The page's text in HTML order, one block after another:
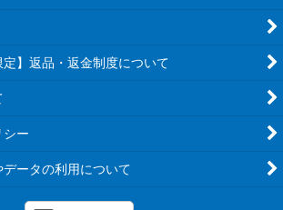
定】返品・返金制度について
シー
ータの利用について